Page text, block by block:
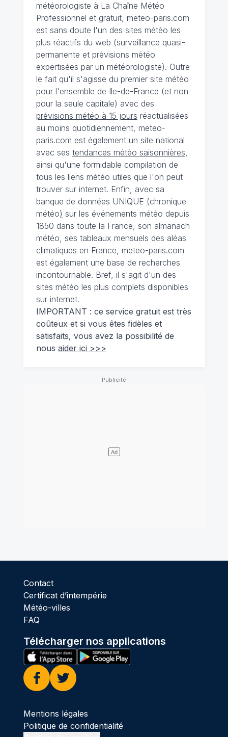
météorologiste à La Chaîne Météo
Professionnel et gratuit, meteo-paris.com
est sans doute l'un des sites météo les
plus réactifs du web (surveillance quasi-
permanente et prévisions météo
expertisées par un météorologiste). Outre
le fait qu'il s'agisse du premier site météo
pour l'ensemble de Ile-de-France (et non
pour la seule capitale) avec des
prévisions météo à 15 jours réactualisées
au moins quotidiennement, meteo-
paris.com est également un site national
avec ses tendances météo saisonnières,
ainsi qu'une formidable compilation de
tous les liens météo utiles que l'on peut
trouver sur internet. Enfin, avec sa
banque de données UNIQUE (chronique
météo) sur les événements météo depuis
1850 dans toute la France, son almanach
météo, ses tableaux mensuels des aléas
climatiques en France, meteo-paris.com
est également une base de recherches
incontournable. Bref, il s'agit d'un des
sites météo les plus complets disponibles
sur internet.
IMPORTANT : ce service gratuit est très
coûteux et si vous êtes fidèles et
satisfaits, vous avez la possibilité de
nous aider ici >>>
Contact
Certificat d’intempérie
Météo-villes
FAQ
Télécharger nos applications
Facebook
Twitter
Mentions légales
Politique de confidentialité